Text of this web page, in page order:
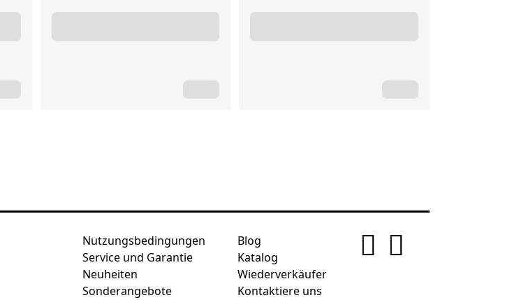
Nutzungsbedingungen
Service und Garantie
Neuheiten
Sonderangebote
Blog
Katalog
Wiederverkäufer
Kontaktiere uns